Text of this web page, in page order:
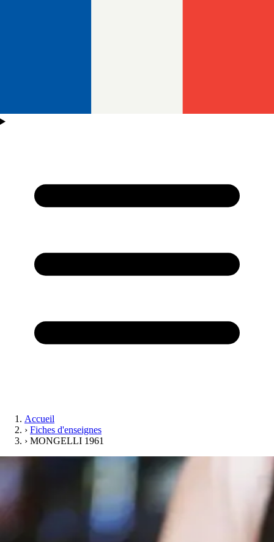
Accueil
› Fiches d'enseignes
› MONGELLI 1961